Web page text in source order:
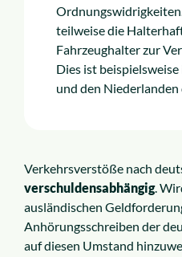
teilweise die
Fahrzeughalter zur
Dies ist
und den Niederlanden
Verkehrsverstöße nach
verschuldensabhängig.
ausländischen
Anhörungsschreiben der
auf diesen Umstand